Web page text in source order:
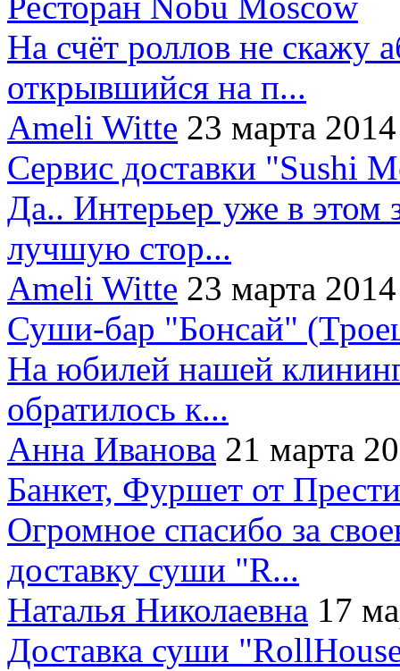
На счёт роллов не скажу
открывшийся на п...
Ameli Witte 23 марта 2014
Сервис доставки "Sushi
Да.. Интерьер уже в этом
лучшую стор...
Ameli Witte 23 марта 2014
Суши-бар "Бонсай"
На юбилей нашей
обратилось к...
Анна Иванова 21 марта
Банкет, Фуршет от
Огромное спасибо за
доставку суши "R...
Наталья Николаевна 17
Доставка суши